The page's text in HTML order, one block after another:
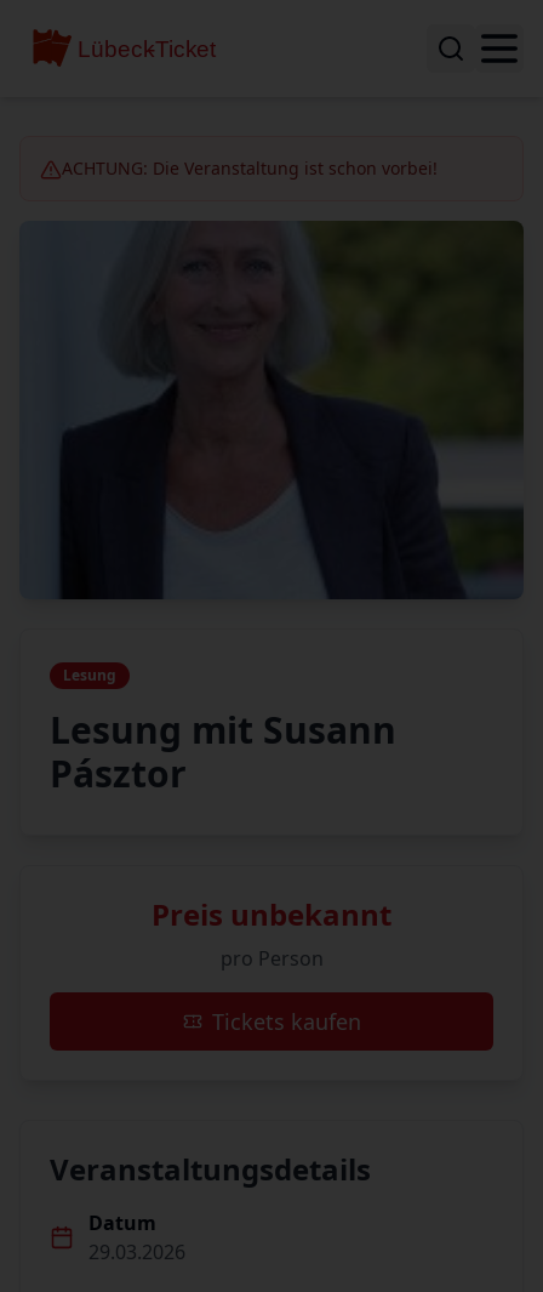
ACHTUNG: Die Veranstaltung ist schon vorbei!
Lesung
Lesung mit Susann
Pásztor
Preis unbekannt
pro Person
Tickets kaufen
Veranstaltungsdetails
Datum
29.03.2026